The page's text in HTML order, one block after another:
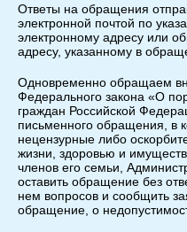
Ответы на обращения
электронной почтой по
электронному адресу или
адресу, указанному в
Одновременно обращаем
Федерального закона «О
граждан Российской
письменного обращения, в
нецензурные либо
жизни, здоровью и
членов его семьи,
оставить обращение без
нем вопросов и сообщить
обращение, о